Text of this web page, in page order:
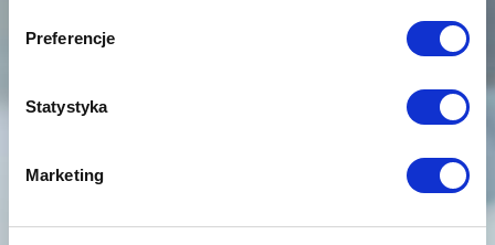
Preferencje
Statystyka
Marketing